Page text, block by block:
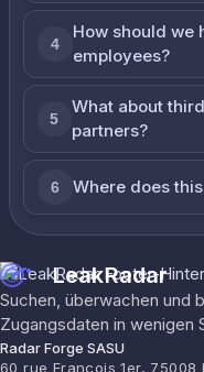
4
How should we
employees?
5
What about
partners?
6 Where does
LeakRadar
Suchen, überwachen und
Zugangsdaten in wenigen
Radar Forge SASU
60 rue François 1er, 75008